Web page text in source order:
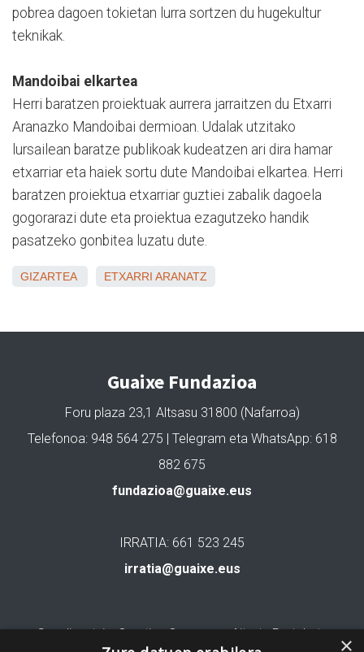
pobrea dagoen tokietan lurra sortzen du hugekultur
teknikak.
Mandoibai elkartea
Herri baratzen proiektuak aurrera jarraitzen du Etxarri
Aranazko Mandoibai dermioan. Udalak utzitako
lursailean baratze publikoak kudeatzen ari dira hamar
etxarriar eta haiek sortu dute Mandoibai elkartea. Herri
baratzen proiektua etxarriar guztiei zabalik dagoela
gogorarazi dute eta proiektua ezagutzeko handik
pasatzeko gonbitea luzatu dute.
GIZARTEA ETXARRI ARANATZ
Guaixe Fundazioa
Foru plaza 23,1 Altsasu 31800 (Nafarroa)
Telefonoa: 948 564 275 | Telegram eta WhatsApp: 618
882 675
fundazioa@guaixe.eus
IRRATIA: 661 523 245
irratia@guaixe.eus
Gure lizentzia: Creative Commons Aitortu Partekatu ×